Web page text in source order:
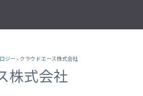
データ転送支援
SORACOM Beam
SORACOM 導入事例集
IoT活用で実現する新規収益モデル
資料ダウンロード一覧
SORACOM はじめてサポート
IoT プロジェクトの“壁打ち”支援
IoT SIM
組込み通信モジュール・アンテナ
株式会社ソラコム Facebook ページ
SORACOM YouTube チャンネル
ジー » クラウドエース株式会社
株式会社